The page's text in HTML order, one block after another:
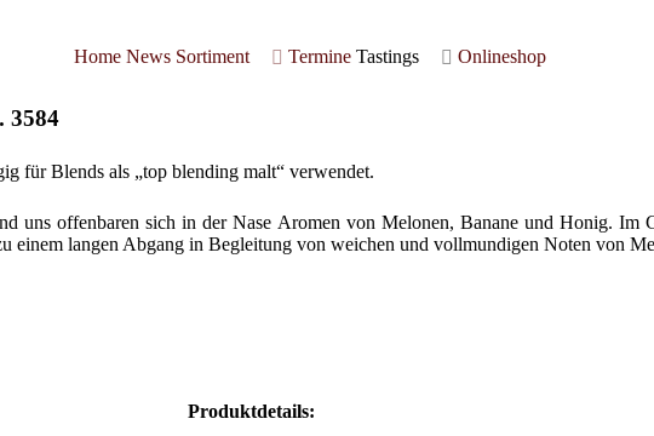
Home News Sortiment Termine Tastings Onlineshop
3584
für Blends als „top blending malt“ verwendet.
uns offenbaren sich in der Nase Aromen von Melonen, Banane und Honig. Im
einem langen Abgang in Begleitung von weichen und vollmundigen Noten von
Produktdetails: